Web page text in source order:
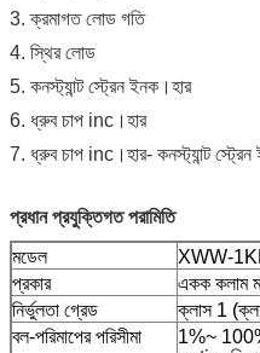
3. ক্রমাগত লোড গতি
4. স্থির লোড
5. কনস্ট্যান্ট স্ট্রেন ইনক।হার
6. ধ্রুব চাপ inc।হার
7. ধ্রুব চাপ inc।হার- কনস্ট্যান্ট
প্রধান প্রযুক্তিগত পরামিতি
মডেল
XWW-
প্রকার
একক কলাম
নির্ভুলতা গ্রেড
ক্লাস 1
বল-পরিমাপের পরিসীমা
1%~